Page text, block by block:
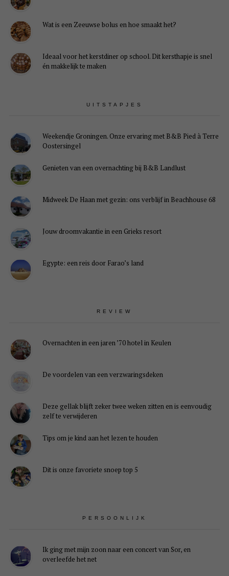
Wat is een Zeeuwse bolus en hoe smaakt het?
Ideaal voor het kerstdiner op school. Dit kersthapje is snel
én makkelijk te maken
UITSTAPJES
Weekendje Groningen. Onze ervaring met B&B Pied à Terre
Oostersingel
Genieten van een overnachting bij B&B Landlust
Midweek De Haan met gezin: ons verblijf in Beachhouse 68
Jouw droomvakantie in een Grieks resort
Egypte: een reis door Farao’s land
REVIEW
Overnachten in een jaren ’70 hotel in Keulen
De voordelen van een verzwaringsdeken
Deze gellak blijft zeker twee weken zitten en is eenvoudig
zelf te verwijderen
Tips om je kind aan het lezen te houden
Dit is onze favoriete snoep top 5
PERSOONLIJK
Ik ging met mijn zoon naar een concert van Sor, en
overleefde het net